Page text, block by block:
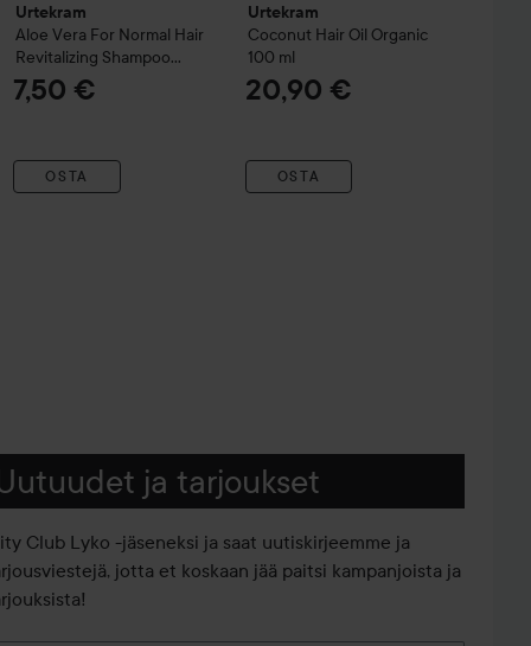
Urtekram
Aloe Vera For Normal Hair
Revitalizing Shampoo
500 ml
7,50 €
OSTA
Urtekram
Coconut Hair Oil Organic
100 ml
20,90 €
OSTA
ja tarjoukset
Club Lyko -jäseneksi ja saat uutiskirjeemme ja
jotta et koskaan jää paitsi kampanjoista ja